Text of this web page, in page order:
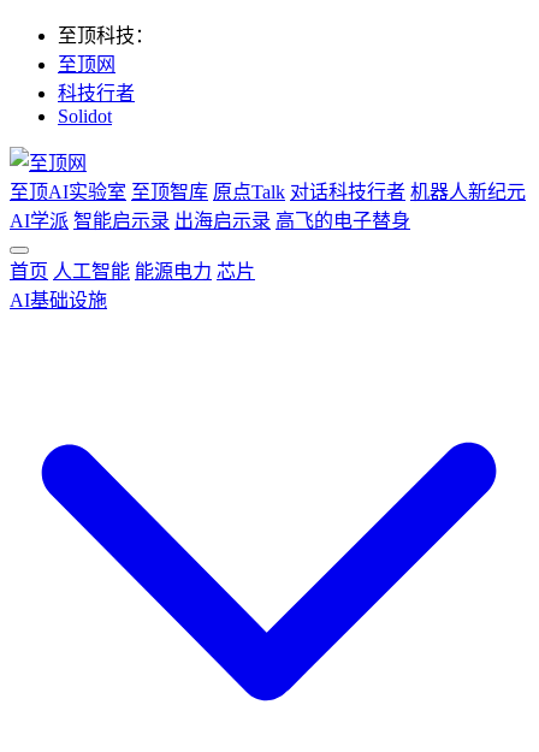
至顶科技：
至顶网
科技行者
Solidot
至顶AI实验室 至顶智库 原点Talk 对话科技行者 机器人新纪元
AI学派 智能启示录 出海启示录 高飞的电子替身
首页 人工智能 能源电力 芯片
AI基础设施